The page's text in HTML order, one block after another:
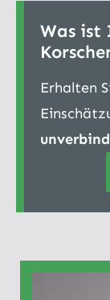
Was
Erhalten